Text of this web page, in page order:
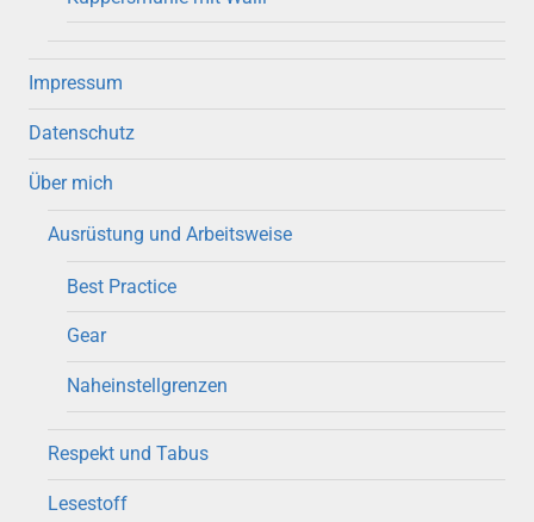
Impressum
Datenschutz
Über mich
Ausrüstung und Arbeitsweise
Best Practice
Gear
Naheinstellgrenzen
Respekt und Tabus
Lesestoff